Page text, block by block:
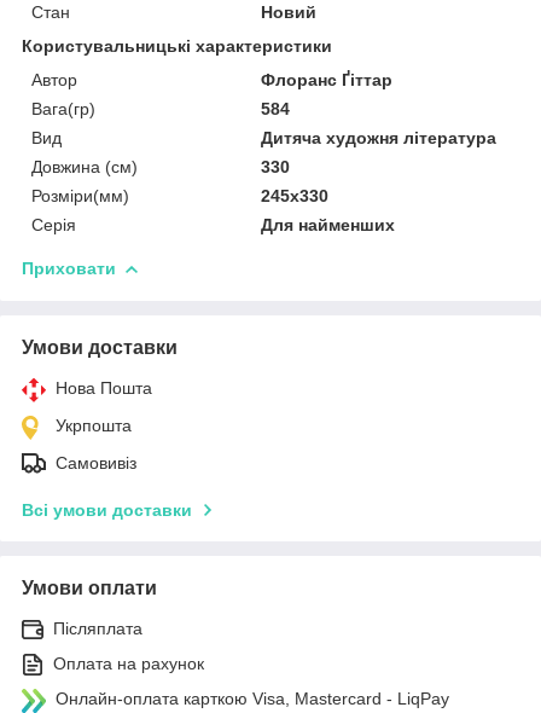
Стан
Новий
Користувальницькі характеристики
Автор
Флоранс Ґіттар
Вага(гр)
584
Вид
Дитяча художня література
Довжина (см)
330
Розміри(мм)
245х330
Серія
Для найменших
Приховати
Умови доставки
Нова Пошта
Укрпошта
Самовивіз
Всі умови доставки
Умови оплати
Післяплата
Оплата на рахунок
Онлайн-оплата карткою Visa, Mastercard - LiqPay